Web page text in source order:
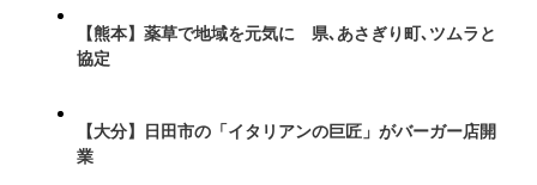
【熊本】薬草で地域を元気に 県､あさぎり町､ツムラと
協定
【大分】日田市の「イタリアンの巨匠」がバーガー店開
業